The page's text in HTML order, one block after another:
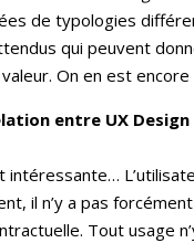
de typologies
qui peuvent
On en est encore
entre UX
intéressante…
il n’y a pas
Tout usage